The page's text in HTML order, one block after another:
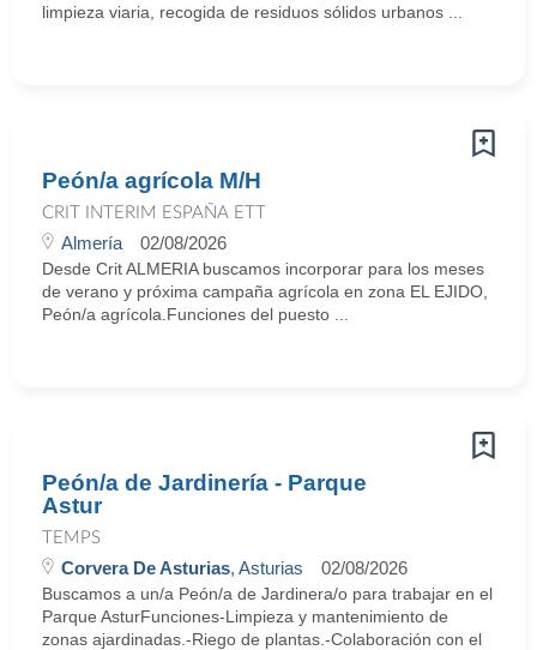
limpieza viaria, recogida de residuos sólidos urbanos ...
Peón/a agrícola M/H
CRIT INTERIM ESPAÑA ETT
Almería 02/08/2026
Desde Crit ALMERIA buscamos incorporar para los meses
de verano y próxima campaña agrícola en zona EL EJIDO,
Peón/a agrícola.Funciones del puesto ...
Peón/a de Jardinería - Parque
Astur
TEMPS
Corvera De Asturias, Asturias 02/08/2026
Buscamos a un/a Peón/a de Jardinera/o para trabajar en el
Parque AsturFunciones-Limpieza y mantenimiento de
zonas ajardinadas.-Riego de plantas.-Colaboración con el